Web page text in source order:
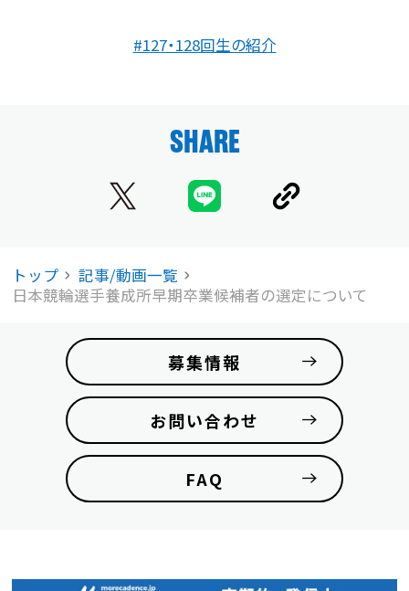
#127・128回生の紹介
SHARE
トップ
記事/動画一覧
日本競輪選手養成所早期卒業候補者の選定について
募集情報
お問い合わせ
FAQ